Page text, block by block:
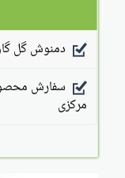
دمنوش گل
سفارش
مرکزی